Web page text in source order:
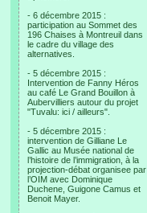
- 6 décembre 2015 :
participation au Sommet des
196 Chaises à Montreuil dans
le cadre du village des
alternatives.
- 5 décembre 2015 :
Intervention de Fanny Héros
au café Le Grand Bouillon à
Aubervilliers autour du projet
"Tuvalu: ici / ailleurs".
- 5 décembre 2015 :
intervention de Gilliane Le
Gallic au Musée national de
l’histoire de l’immigration, à la
projection-débat organisee par
l’OIM avec Dominique
Duchene, Guigone Camus et
Benoit Mayer.